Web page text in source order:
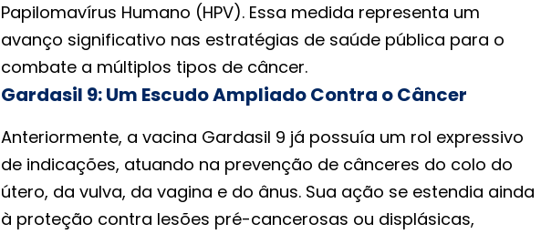
Papilomavírus Humano (HPV). Essa medida representa um
avanço significativo nas estratégias de saúde pública para o
combate a múltiplos tipos de câncer.
Gardasil 9: Um Escudo Ampliado Contra o Câncer
Anteriormente, a vacina Gardasil 9 já possuía um rol expressivo
de indicações, atuando na prevenção de cânceres do colo do
útero, da vulva, da vagina e do ânus. Sua ação se estendia ainda
à proteção contra lesões pré-cancerosas ou displásicas,